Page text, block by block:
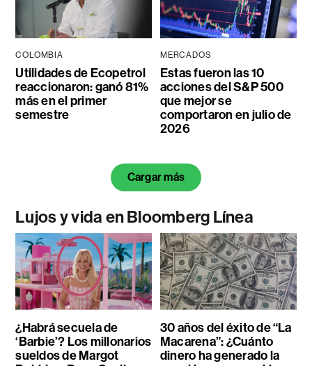
COLOMBIA
Utilidades de Ecopetrol
reaccionaron: ganó 81%
más en el primer
semestre
MERCADOS
Estas fueron las 10
acciones del S&P 500
que mejor se
comportaron en julio de
2026
Cargar más
Lujos y vida en Bloomberg Línea
¿Habrá secuela de
‘Barbie’? Los millonarios
sueldos de Margot
30 años del éxito de “La
Macarena”: ¿Cuánto
dinero ha generado la